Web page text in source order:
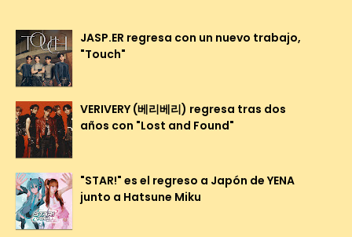
JASP.ER regresa con un nuevo trabajo,
"Touch"
VERIVERY (베리베리) regresa tras dos
años con "Lost and Found"
"STAR!" es el regreso a Japón de YENA
junto a Hatsune Miku